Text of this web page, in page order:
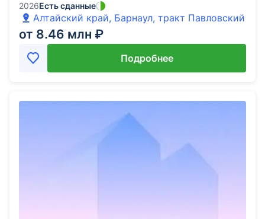
2026Есть сданные
Алтайский край, Барнаул, тракт Павловский
от 8.46 млн ₽
Подробнее